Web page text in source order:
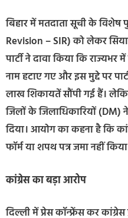
बिहार में मतदाता सूची के विशेष
Revision – SIR) को लेकर
पार्टी ने दावा किया कि
नाम हटाए गए और इस मुद्दे पर
लाख शिकायतें सौंपी गई हैं।
जिलों के जिलाधिकारियों (DM)
दिया। आयोग का कहना है कि
फॉर्म या शपथ पत्र जमा नहीं
कांग्रेस का बड़ा आरोप
दिल्ली में प्रेस कॉन्फ्रेंस कर